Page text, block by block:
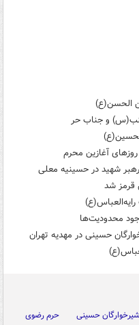
الحسن(ع)
و جناب حر
آغازین محرم
شهید در حسینیه معلی
قرمز شد
محدودیت‌ها
حسینی در مهدیه تهران
شیرخوارگان حسینی
حرم رضوی